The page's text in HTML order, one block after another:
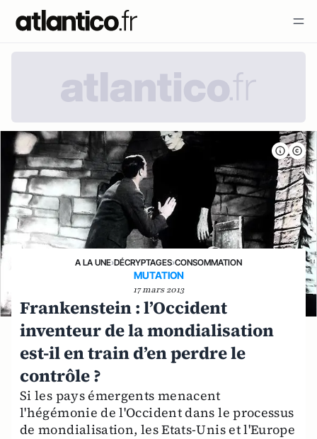
A LA UNE›DÉCRYPTAGES›CONSOMMATION
MUTATION
17 mars 2013
Frankenstein : l’Occident
inventeur de la mondialisation
est-il en train d’en perdre le
contrôle ?
Si les pays émergents menacent
l'hégémonie de l'Occident dans le processus
de mondialisation, les Etats-Unis et l'Europe